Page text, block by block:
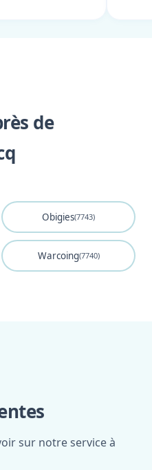
de
Obigies(7743)
Warcoing(7740)
sur notre service à